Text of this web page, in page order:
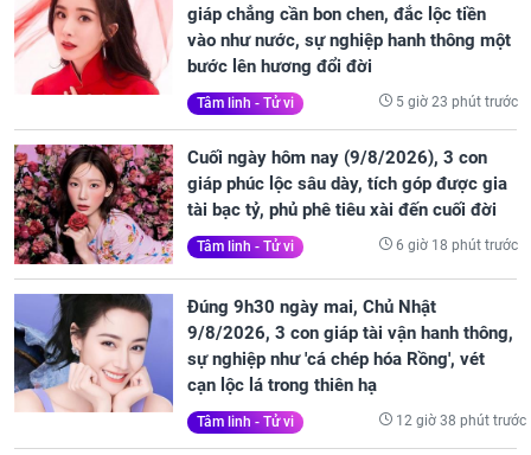
giáp chẳng cần bon chen, đắc lộc tiền
vào như nước, sự nghiệp hanh thông một
bước lên hương đổi đời
Tâm linh - Tử vi 5 giờ 23 phút trước
Cuối ngày hôm nay (9/8/2026), 3 con
giáp phúc lộc sâu dày, tích góp được gia
tài bạc tỷ, phủ phê tiêu xài đến cuối đời
Tâm linh - Tử vi 6 giờ 18 phút trước
Đúng 9h30 ngày mai, Chủ Nhật
9/8/2026, 3 con giáp tài vận hanh thông,
sự nghiệp như 'cá chép hóa Rồng', vét
cạn lộc lá trong thiên hạ
Tâm linh - Tử vi 12 giờ 38 phút trước